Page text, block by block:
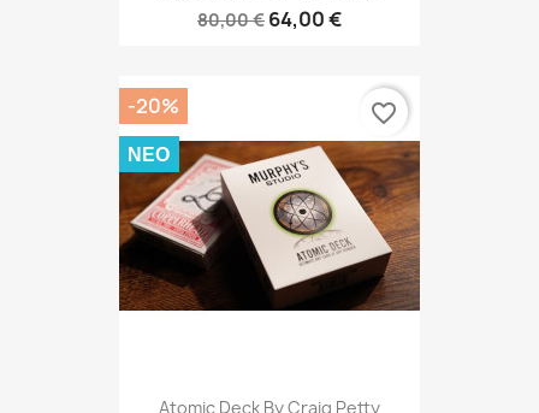
80,00 € 64,00 €
Atomic Deck By Craig Petty
-20%
ΝΈΟ
favorite_border